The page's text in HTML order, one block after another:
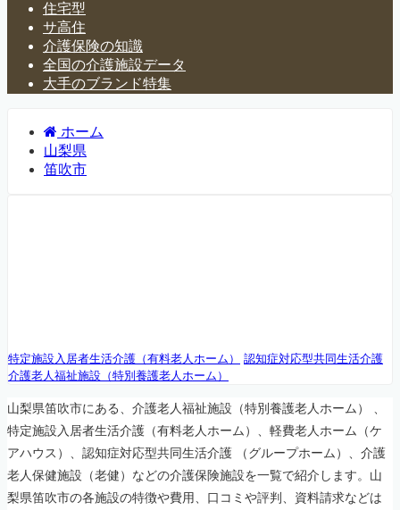
住宅型
サ高住
介護保険の知識
全国の介護施設データ
大手のブランド特集
ホーム
山梨県
笛吹市
特定施設入居者生活介護（有料老人ホーム）
認知症対応型共同生活介護
介護老人福祉施設（特別養護老人ホーム）
山梨県笛吹市にある、介護老人福祉施設（特別養護老人ホーム） 、
特定施設入居者生活介護（有料老人ホーム）、軽費老人ホーム（ケ
アハウス）、認知症対応型共同生活介護 （グループホーム）、介護
老人保健施設（老健）などの介護保険施設を一覧で紹介します。山
梨県笛吹市の各施設の特徴や費用、口コミや評判、資料請求などは